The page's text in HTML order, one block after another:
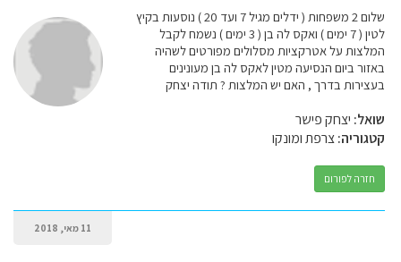
שלום 2 משפחות ( ידלים מגיל 7 ועד 20 ) נוסעות בקיץ
לטין ( 7 ימים ) ואקס לה בן ( 3 ימים ) נשמח לקבל
המלצות על אטרקציות מסלולים מפורטים לשהיה
באזור ביום הנסיעה מטין לאקס לה בן מעונינים
בעצירות בדרך , האם יש המלצות ? תודה יצחק
שואל: יצחק פישר
קטגוריה:צרפת ומונקו
חזרה לפורום
11 מאי, 2018